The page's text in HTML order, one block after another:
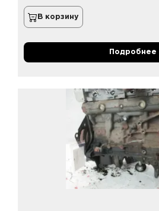
В корзину
Подробнее